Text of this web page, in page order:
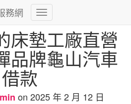
務網
Toggle
Navigation
床墊工廠直營
品牌龜山汽車
借款
on 2025 年 2 月 12 日